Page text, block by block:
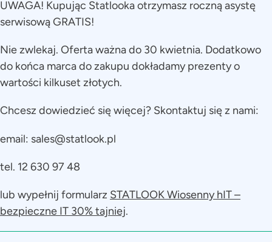
UWAGA! Kupując Statlooka otrzymasz roczną asystę
serwisową GRATIS!
Nie zwlekaj. Oferta ważna do 30 kwietnia. Dodatkowo
do końca marca do zakupu dokładamy prezenty o
wartości kilkuset złotych.
Chcesz dowiedzieć się więcej? Skontaktuj się z nami:
email: sales@statlook.pl
tel. 12 630 97 48
lub wypełnij formularz STATLOOK Wiosenny hIT –
bezpieczne IT 30% tajniej.